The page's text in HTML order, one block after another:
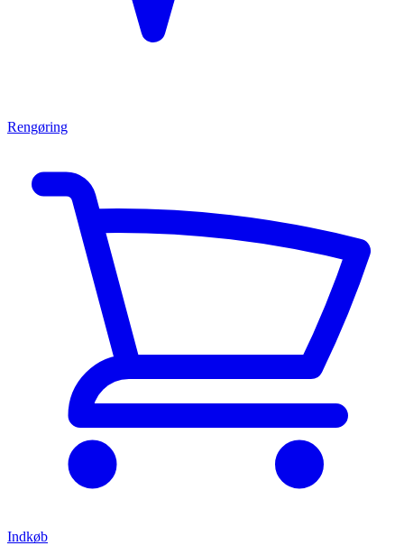
Rengøring
Indkøb